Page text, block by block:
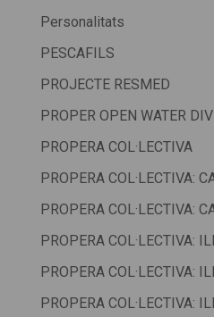
Personalitats
PESCAFILS
PROJECTE RESMED
PROPER OPEN WATER
PROPERA COL·LECTIVA
PROPERA COL·LECTIVA:
PROPERA COL·LECTIVA:
PROPERA COL·LECTIVA:
PROPERA COL·LECTIVA:
PROPERA COL·LECTIVA: